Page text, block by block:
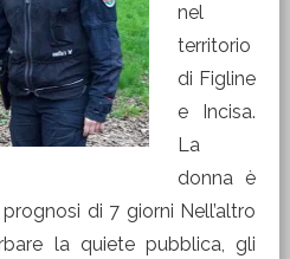
nel
territorio
di Figline
e Incisa.
La
donna è
di 7 giorni Nell’altro
la quiete pubblica, gli